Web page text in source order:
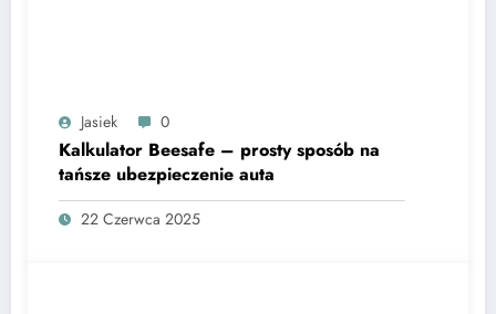
Jasiek 0
Kalkulator Beesafe – prosty sposób na
tańsze ubezpieczenie auta
22 Czerwca 2025